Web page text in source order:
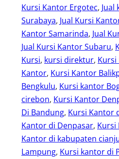
Kursi Kantor Ergotec, Jual
Surabaya, Jual Kursi
Kantor Samarinda, Jual
Jual Kursi Kantor Subaru,
Kursi, kursi direktur, Kursi
Kantor, Kursi Kantor
Bengkulu, Kursi kantor
cirebon, Kursi Kantor
Di Bandung, Kursi Kantor
Kantor di Denpasar, Kursi
Kantor di kabupaten
Lampung, Kursi kantor di